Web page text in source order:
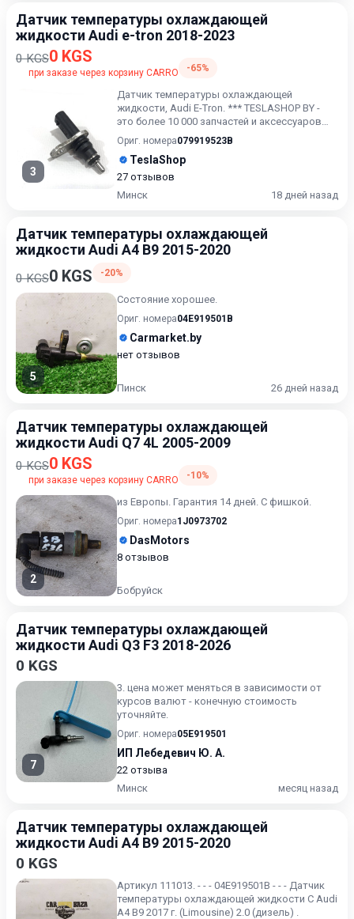
Датчик температуры охлаждающей
жидкости Audi e-tron 2018-2023
0 KGS0 KGS
при заказе через корзину CARRO -65%
3
Датчик температуры охлаждающей
жидкости, Audi E-Tron. *** TESLASHOP BY -
это более 10 000 запчастей и аксессуаров
для TESLAModel 3, Model X,...
Ориг. номера079919523B
TeslaShop
27 отзывов
Минск
18 дней назад
Датчик температуры охлаждающей
жидкости Audi A4 B9 2015-2020
0 KGS0 KGS -20%
5
Состояние хорошее.
Ориг. номера04E919501B
Carmarket.by
нет отзывов
Пинск 26 дней назад
Датчик температуры охлаждающей
жидкости Audi Q7 4L 2005-2009
0 KGS0 KGS
при заказе через корзину CARRO -10%
2
из Европы. Гарантия 14 дней. С фишкой.
Ориг. номера1J0973702
DasMotors
8 отзывов
Бобруйск
Датчик температуры охлаждающей
жидкости Audi Q3 F3 2018-2026
0 KGS
7
3. цена может меняться в зависимости от
курсов валют - конечную стоимость
уточняйте.
Ориг. номера05E919501
ИП Лебедевич Ю. А.
22 отзыва
Минск
месяц назад
Датчик температуры охлаждающей
жидкости Audi A4 B9 2015-2020
0 KGS
Артикул 111013. - - - 04E919501B - - - Датчик
температуры охлаждающей жидкости С Audi
A4 B9 2017 г. (Limousine) 2.0 (дизель) .